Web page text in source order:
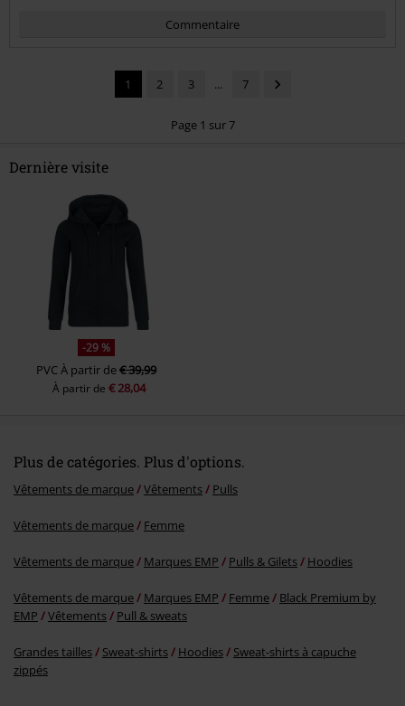
Commentaire
Envoyer le commentaire
1 2 3 ... 7
Page 1 sur 7
Dernière visite
-29 %
PVCÀ partir de€ 39,99
À partir de € 28,04
Plus de catégories. Plus d'options.
Vêtements de marque Vêtements Pulls
Vêtements de marque Femme
Vêtements de marque Marques EMP Pulls & Gilets Hoodies
Vêtements de marque Marques EMP Femme
Black Premium by
EMP
Vêtements Pull & sweats
Grandes tailles Sweat-shirts Hoodies
Sweat-shirts à capuche
zippés